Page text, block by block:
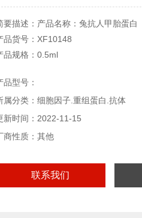
要描述：产品名称：兔抗人甲胎蛋白
品货号：XF10148
品规格：0.5ml
产品仅供科研实验用，不做其它用途！
品型号：
属分类：细胞因子.重组蛋白.抗体
新时间：2022-11-15
商性质：其他
联系我们